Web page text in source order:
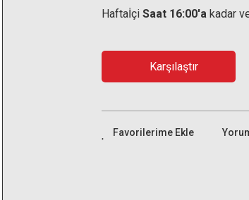
Haftaİçi Saat 16:00'a kadar
Karşılaştır